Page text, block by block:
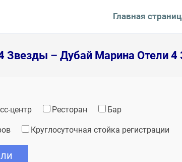
Главная
Звезды – Дубай Марина Отели 4
центр Ресторан Бар
Круглосуточная стойка регистрации